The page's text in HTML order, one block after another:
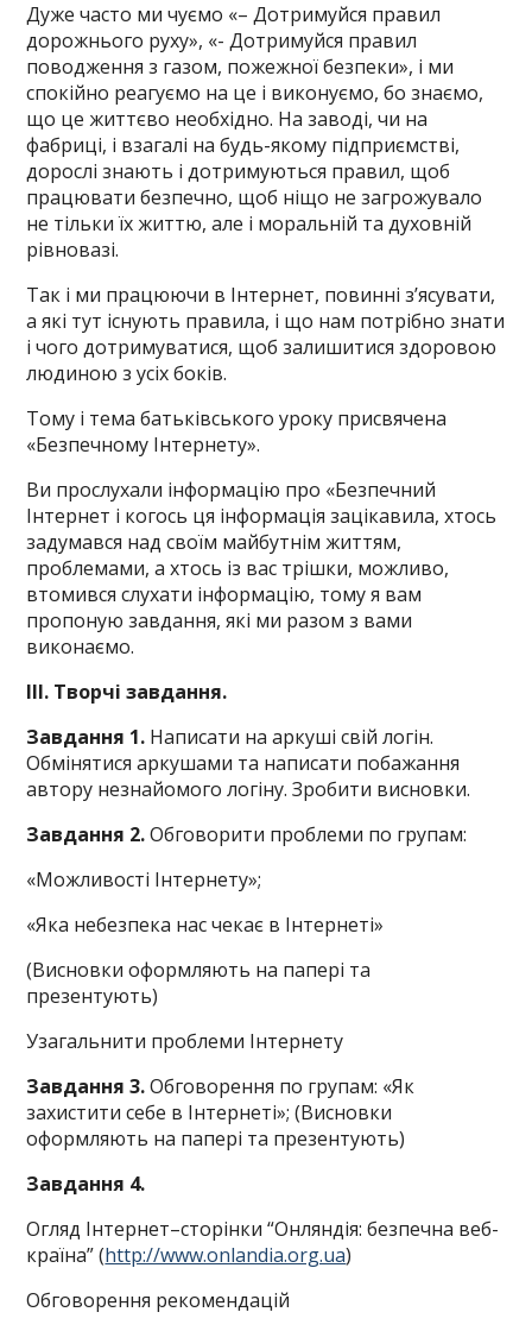
Дуже часто ми чуємо «– Дотримуйся правил
дорожнього руху», «- Дотримуйся правил
поводження з газом, пожежної безпеки», і ми
спокійно реагуємо на це і виконуємо, бо знаємо,
що це життєво необхідно. На заводі, чи на
фабриці, і взагалі на будь-якому підприємстві,
дорослі знають і дотримуються правил, щоб
працювати безпечно, щоб ніщо не загрожувало
не тільки їх життю, але і моральній та духовній
рівновазі.
Так і ми працюючи в Інтернет, повинні з’ясувати,
а які тут існують правила, і що нам потрібно знати
і чого дотримуватися, щоб залишитися здоровою
людиною з усіх боків.
Тому і тема батьківського уроку присвячена
«Безпечному Інтернету».
Ви прослухали інформацію про «Безпечний
Інтернет і когось ця інформація зацікавила, хтось
задумався над своїм майбутнім життям,
проблемами, а хтось із вас трішки, можливо,
втомився слухати інформацію, тому я вам
пропоную завдання, які ми разом з вами
виконаємо.
ІІІ. Творчі завдання.
Завдання 1. Написати на аркуші свій логін.
Обмінятися аркушами та написати побажання
автору незнайомого логіну. Зробити висновки.
Завдання 2.Обговорити проблеми по групам:
«Можливості Інтернету»;
«Яка небезпека нас чекає в Інтернеті»
(Висновки оформляють на папері та
презентують)
Узагальнити проблеми Інтернету
Завдання 3.Обговорення по групам: «Як
захистити себе в Інтернеті»; (Висновки
оформляють на папері та презентують)
Завдання 4.
Огляд Інтернет–сторінки “Онляндія: безпечна веб-
країна” (http://www.onlandia.org.ua)
Обговорення рекомендацій